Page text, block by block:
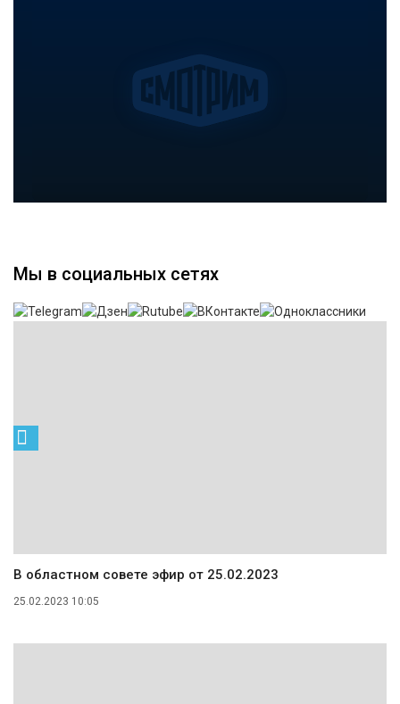
Мы в социальных сетях
В областном совете эфир от 25.02.2023
25.02.2023 10:05